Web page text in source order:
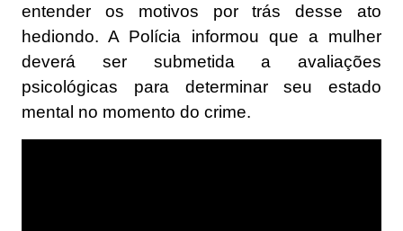
entender os motivos por trás desse ato
hediondo. A Polícia informou que a mulher
deverá ser submetida a avaliações
psicológicas para determinar seu estado
mental no momento do crime.